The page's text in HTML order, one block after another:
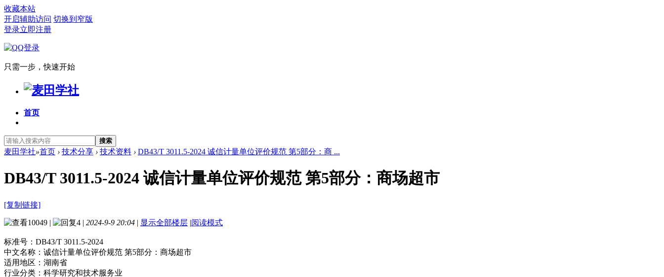
收藏本站
开启辅助访问 切换到窄版
登录立即注册
只需一步，快速开始
首页
搜索
麦田学社»首页 › 技术分享 › 技术资料 › DB43/T 3011.5-2024 诚信计量单位评价规范 第5部分：商 ...
DB43/T 3011.5-2024 诚信计量单位评价规范 第5部分：商场超市
[复制链接]
10049 | 4 | 2024-9-9 20:04 | 显示全部楼层 |阅读模式
标准号： DB43/T 3011.5-2024
中文名称： 诚信计量单位评价规范 第5部分：商场超市
适用地区： 湖南省
行业分类： 科学研究和技术服务业